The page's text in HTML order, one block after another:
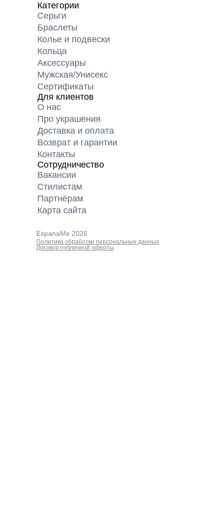
Категории
Серьги
Браслеты
Колье и подвески
Кольца
Аксессуары
Мужская/Унисекс
Сертификаты
Для клиентов
О нас
Про украшения
Доставка и оплата
Возврат и гарантии
Контакты
Сотрудничество
Вакансии
Cтилистам
Партнёрам
Карта cайта
EspanaMe 2026
Политика обработки персональных данных
Договор публичной оферты